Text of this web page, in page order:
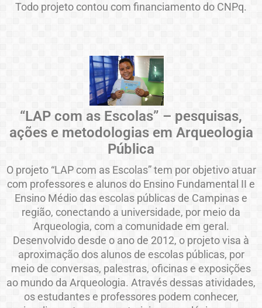
Todo projeto contou com financiamento do CNPq.
“LAP com as Escolas” – pesquisas,
ações e metodologias em Arqueologia
Pública
O projeto “LAP com as Escolas” tem por objetivo atuar
com professores e alunos do Ensino Fundamental II e
Ensino Médio das escolas públicas de Campinas e
região, conectando a universidade, por meio da
Arqueologia, com a comunidade em geral.
Desenvolvido desde o ano de 2012, o projeto visa à
aproximação dos alunos de escolas públicas, por
meio de conversas, palestras, oficinas e exposições
ao mundo da Arqueologia. Através dessas atividades,
os estudantes e professores podem conhecer,